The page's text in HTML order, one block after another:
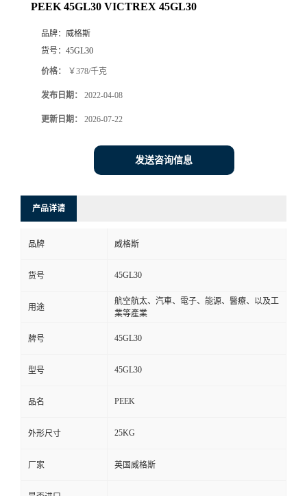
厅
系
言
PEEK 45GL30 VICTREX 45GL30
品牌： 威格斯
货号： 45GL30
价格： ￥378/千克
发布日期： 2022-04-08
更新日期： 2026-07-22
发送咨询信息
产品详请
品牌 威格斯
货号 45GL30
用途
航空航太、汽車、電子、能源、醫療、以及工
業等產業
牌号 45GL30
型号 45GL30
品名 PEEK
外形尺寸 25KG
厂家 英国威格斯